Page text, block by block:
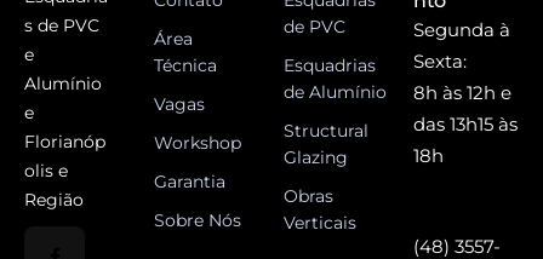
s de PVC
e
Alumínio
e
Florianóp
olis e
Região
Área
Técnica
Vagas
Workshop
Garantia
Sobre Nós
de PVC
Esquadrias
de Alumínio
Structural
Glazing
Obras
Verticais
Segunda à
Sexta:
8h às 12h e
das 13h15 às
18h
(48) 3557-